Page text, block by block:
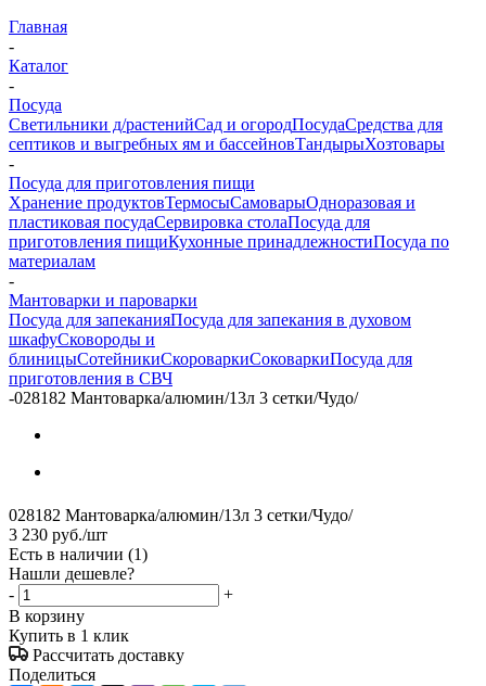
Главная
-
Каталог
-
Посуда
Светильники д/растенийСад и огородПосудаСредства для
септиков и выгребных ям и бассейновТандырыХозтовары
-
Посуда для приготовления пищи
Хранение продуктовТермосыСамоварыОдноразовая и
пластиковая посудаСервировка столаПосуда для
приготовления пищиКухонные принадлежностиПосуда по
материалам
-
Мантоварки и пароварки
Посуда для запеканияПосуда для запекания в духовом
шкафуСковороды и
блиницыСотейникиСкороваркиСоковаркиПосуда для
приготовления в СВЧ
-028182 Мантоварка/алюмин/13л 3 сетки/Чудо/
028182 Мантоварка/алюмин/13л 3 сетки/Чудо/
3 230 руб./шт
Есть в наличии (1)
Нашли дешевле?
-
+
В корзину
Купить в 1 клик
Рассчитать доставку
Поделиться